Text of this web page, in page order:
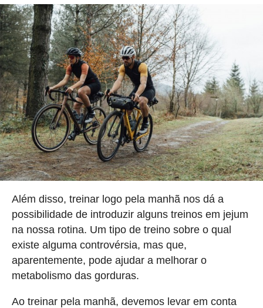
Além disso, treinar logo pela manhã nos dá a
possibilidade de introduzir alguns treinos em jejum
na nossa rotina. Um tipo de treino sobre o qual
existe alguma controvérsia, mas que,
aparentemente, pode ajudar a melhorar o
metabolismo das gorduras.
Ao treinar pela manhã, devemos levar em conta